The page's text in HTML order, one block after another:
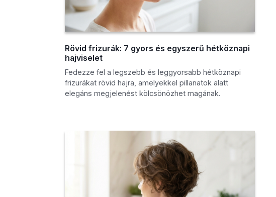
Rövid frizurák: 7 gyors és egyszerű hétköznapi
hajviselet
Fedezze fel a legszebb és leggyorsabb hétköznapi
frizurákat rövid hajra, amelyekkel pillanatok alatt
elegáns megjelenést kölcsönözhet magának.